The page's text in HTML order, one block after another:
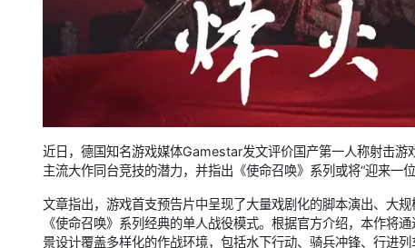
近日，德国知名游戏媒体Gamestar发文评价国产第一人称射击
主流大作同台竞技的潜力，并指出《使命召唤》系列或将“迎来一位
文章指出，游戏首支预告片中呈现了大量戏剧化的脚本演出、大
《使命召唤》系列经典的单人战役模式。根据官方介绍，本作将
景设计覆盖多样化的作战环境，包括水下行动、骑兵冲锋、行进